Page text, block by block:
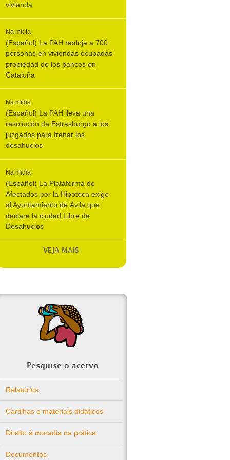
vivienda
Na mídia
(Español) La PAH realoja a 700
personas en viviendas ocupadas
propiedad de los bancos en
Cataluña
Na mídia
(Español) La PAH lleva una
resolución de Estrasburgo a los
juzgados para frenar los
desahucios
Na mídia
(Español) La Plataforma de
Afectados por la Hipoteca exige
al Ayuntamiento de Ávila que
declare la ciudad Libre de
Desahucios
VEJA MAIS
Pesquise o acervo
Relatórios
Cartilhas e materiais didáticos
Direito à moradia na prática
Documentos